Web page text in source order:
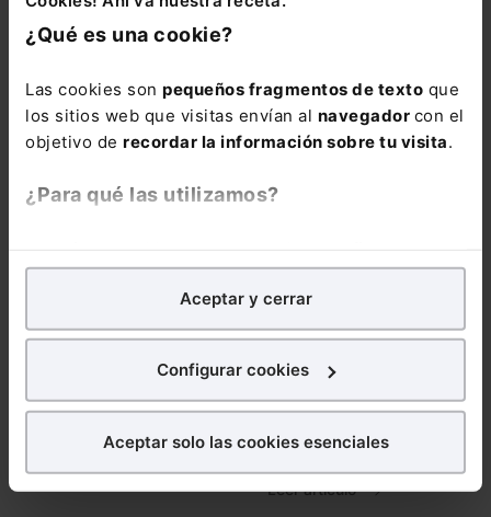
¿Qué es una cookie?
Las cookies son pequeños fragmentos de texto que
los sitios web que visitas envían al navegador con el
objetivo de recordar la información sobre tu visita.
¿Para qué las utilizamos?
analíticospara tratar demejorar tu experienciaen
nuestra página web. También con fines publicitarios,
para poder mostrarte publicidad y contenidos de tu
¿Qué puedes hacer?
en la web sea óptima
Aceptar y cerrar
Configurar cookies
Aceptar solo las cookies esenciales
nuevo presidente del
El Derecho
Leer artículo
del enjuiciamiento
César Tolosa Tribiño
Leer artículo
La contabilidad en el
proceso concursal y su
importancia en la
rendición de cuentas
Francisco Tomás
Iñigo Valdivia
Leer artículo